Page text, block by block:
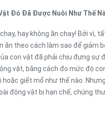
Đó Đã Được Nuôi Như Thế
hay không ăn chay! Bởi
ăn theo cách làm sao để giảm
con vật đã phải chịu đựng
vật, bằng cách đo mức độ
giết mổ như thế nào.
động vật bị hạn chế, chúng